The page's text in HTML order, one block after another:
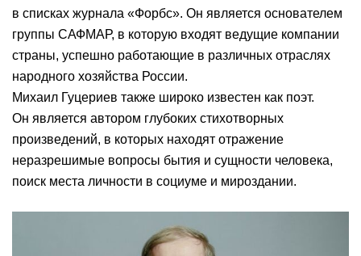
в списках журнала «Форбс». Он является основателем
группы САФМАР, в которую входят ведущие компании
страны, успешно работающие в различных отраслях
народного хозяйства России.
Михаил Гуцериев также широко известен как поэт.
Он является автором глубоких стихотворных
произведений, в которых находят отражение
неразрешимые вопросы бытия и сущности человека,
поиск места личности в социуме и мироздании.